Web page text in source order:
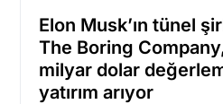
Elon Musk’ın tünel
The Boring
milyar dolar
yatırım arıyor